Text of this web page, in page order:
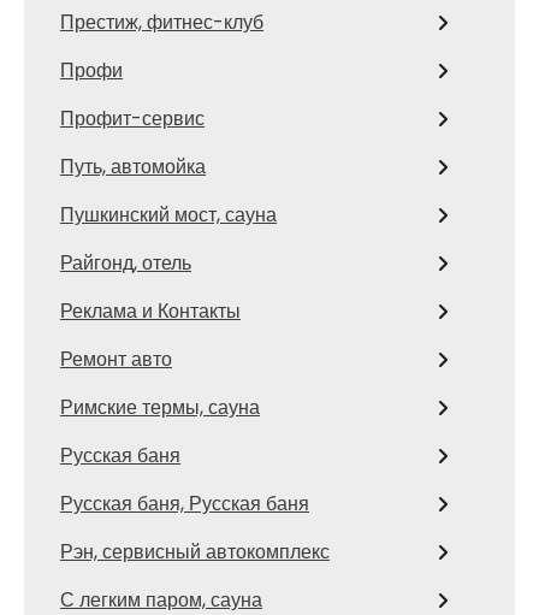
Престиж, фитнес-клуб
Профи
Профит-сервис
Путь, автомойка
Пушкинский мост, сауна
Райгонд, отель
Реклама и Контакты
Ремонт авто
Римские термы, сауна
Русская баня
Русская баня, Русская баня
Рэн, сервисный автокомплекс
С легким паром, сауна